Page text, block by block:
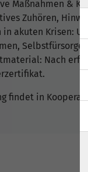
Maßnahmen &
Zuhören,
in akuten Krisen:
Nach
findet in